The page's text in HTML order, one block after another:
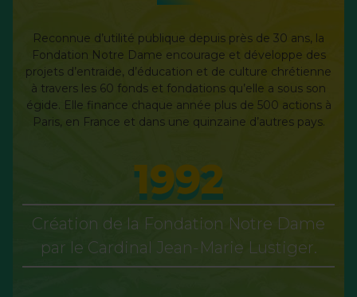
Reconnue d’utilité publique depuis près de 30 ans, la
Fondation Notre Dame encourage et développe des
projets d’entraide, d’éducation et de culture chrétienne
à travers les 60 fonds et fondations qu’elle a sous son
égide. Elle finance chaque année plus de 500 actions à
Paris, en France et dans une quinzaine d’autres pays.
1992
Création de la Fondation Notre Dame
par le Cardinal Jean-Marie Lustiger.